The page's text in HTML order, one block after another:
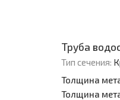
Труба
Тип сечения:
Толщина
Толщина